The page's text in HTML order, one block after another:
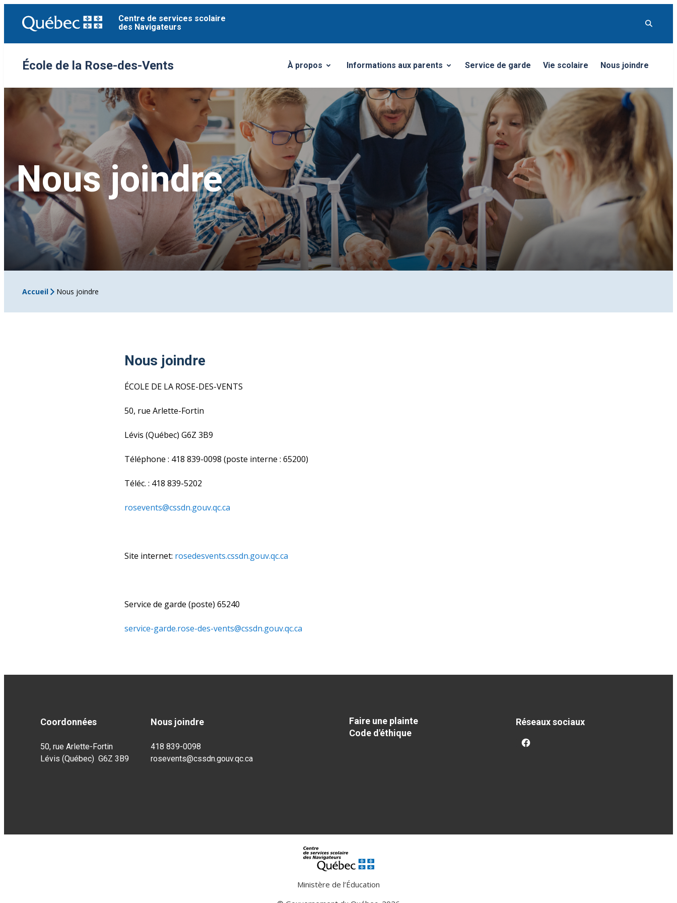
contenu
Centre de services scolaire
des Navigateurs
École de la Rose-des-Vents À propos
Ouvrir/Fermer le sous-menuInformations aux parents
Ouvrir/Fermer le sous-menu Service de garde Vie scolaire Nous joindre
Nous joindre
Accueil Nous joindre
Nous joindre
ÉCOLE DE LA ROSE-DES-VENTS
50, rue Arlette-Fortin
Lévis (Québec) G6Z 3B9
Téléphone : 418 839-0098 (poste interne : 65200)
Téléc. : 418 839-5202
rosevents@cssdn.gouv.qc.ca
Site internet: rosedesvents.cssdn.gouv.qc.ca
Service de garde (poste) 65240
service-garde.rose-des-vents@cssdn.gouv.qc.ca
Coordonnées
50, rue Arlette-Fortin
Lévis (Québec) G6Z 3B9
Nous joindre
418 839-0098
rosevents@cssdn.gouv.qc.ca
Faire une plainte
Code d'éthique
Réseaux sociaux
facebook
Ministère de l’Éducation